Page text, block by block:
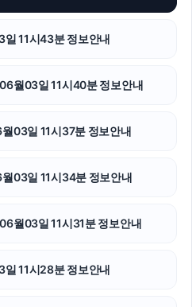
11시43분 정보안내
월03일 11시40분 정보안내
03일 11시37분 정보안내
03일 11시34분 정보안내
월03일 11시31분 정보안내
11시28분 정보안내